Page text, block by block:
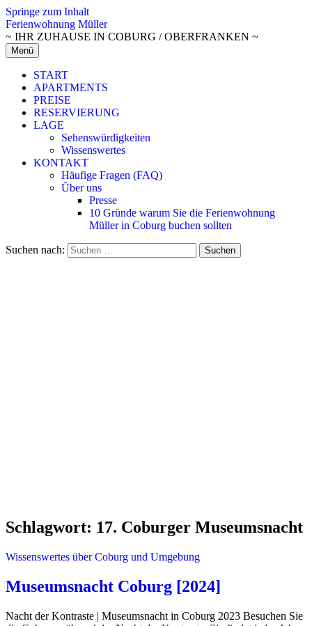
Springe zum Inhalt
Ferienwohnung Müller
~ IHR ZUHAUSE IN COBURG / OBERFRANKEN ~
Menü
START
APARTMENTS
PREISE
RESERVIERUNG
LAGE
Sehenswürdigkeiten
Wissenswertes
KONTAKT
Häufige Fragen (FAQ)
Über uns
Presse
10 Gründe warum Sie die Ferienwohnung
Müller in Coburg buchen sollten
Suchen nach:
Schlagwort: 17. Coburger Museumsnacht
Wissenswertes über Coburg und Umgebung
Museumsnacht Coburg [2024]
Nacht der Kontraste | Museumsnacht in Coburg 2023 Besuchen Sie